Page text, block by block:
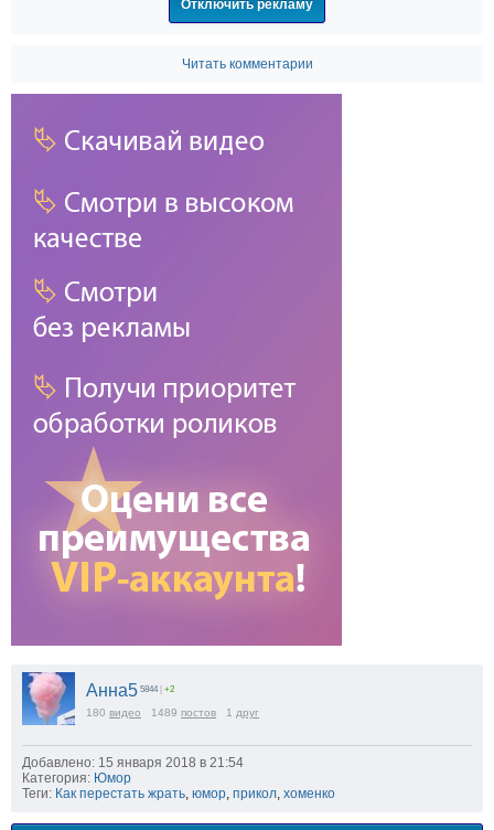
Читать комментарии
Анна5 5844 | +2
180 видео 1489 постов 1 друг
Добавлено: 15 января 2018 в 21:54
Категория: Юмор
Теги: Как перестать жрать юмор прикол хоменко